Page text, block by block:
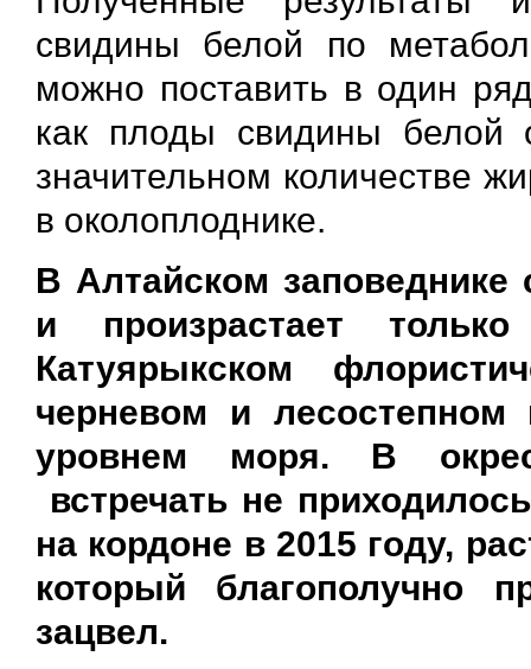
свидины белой по
можно поставить в один
как плоды свидины белой
значительном количестве
в околоплоднике.
В Алтайском заповеднике
и произрастает
Катуярыкском
черневом и
уровнем моря. В
встречать не
на кордоне в 2015 году,
который благополучно
зацвел.